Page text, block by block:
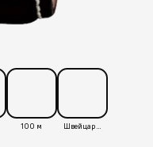
100 м